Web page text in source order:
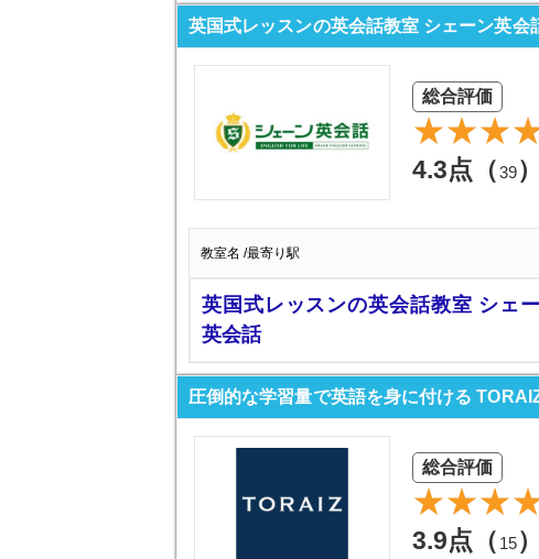
英国式レッスンの英会話教室 シェーン英会
総合評価
4.3点（39）
教室名 /最寄り駅
英国式レッスンの英会話教室 シェ
英会話
圧倒的な学習量で英語を身に付ける
総合評価
3.9点（ 15）